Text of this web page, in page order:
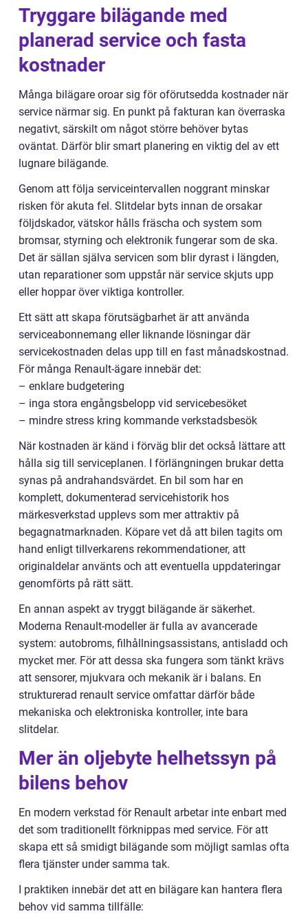
Tryggare bilägande med
planerad service och fasta
kostnader
Många bilägare oroar sig för oförutsedda kostnader när
service närmar sig. En punkt på fakturan kan överraska
negativt, särskilt om något större behöver bytas
oväntat. Därför blir smart planering en viktig del av ett
lugnare bilägande.
Genom att följa serviceintervallen noggrant minskar
risken för akuta fel. Slitdelar byts innan de orsakar
följdskador, vätskor hålls fräscha och system som
bromsar, styrning och elektronik fungerar som de ska.
Det är sällan själva servicen som blir dyrast i längden,
utan reparationer som uppstår när service skjuts upp
eller hoppar över viktiga kontroller.
Ett sätt att skapa förutsägbarhet är att använda
serviceabonnemang eller liknande lösningar där
servicekostnaden delas upp till en fast månadskostnad.
För många Renault-ägare innebär det:
– enklare budgetering
– inga stora engångsbelopp vid servicebesöket
– mindre stress kring kommande verkstadsbesök
När kostnaden är känd i förväg blir det också lättare att
hålla sig till serviceplanen. I förlängningen brukar detta
synas på andrahandsvärdet. En bil som har en
komplett, dokumenterad servicehistorik hos
märkesverkstad upplevs som mer attraktiv på
begagnatmarknaden. Köpare vet då att bilen tagits om
hand enligt tillverkarens rekommendationer, att
originaldelar använts och att eventuella uppdateringar
genomförts på rätt sätt.
En annan aspekt av tryggt bilägande är säkerhet.
Moderna Renault-modeller är fulla av avancerade
system: autobroms, filhållningsassistans, antisladd och
mycket mer. För att dessa ska fungera som tänkt krävs
att sensorer, mjukvara och mekanik är i balans. En
strukturerad renault service omfattar därför både
mekaniska och elektroniska kontroller, inte bara
slitdelar.
Mer än oljebyte helhetssyn på
bilens behov
En modern verkstad för Renault arbetar inte enbart med
det som traditionellt förknippas med service. För att
skapa ett så smidigt bilägande som möjligt samlas ofta
flera tjänster under samma tak.
I praktiken innebär det att en bilägare kan hantera flera
behov vid samma tillfälle: